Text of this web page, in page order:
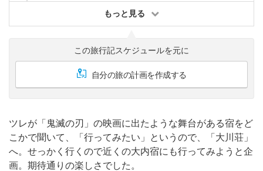
もっと見る
この旅行記スケジュールを元に
自分の旅の計画を作成する
ツレが「鬼滅の刃」の映画に出たような舞台がある宿をど
こかで聞いて、「行ってみたい」というので、「大川荘」
へ。せっかく行くので近くの大内宿にも行ってみようと企
画。期待通りの楽しさでした。